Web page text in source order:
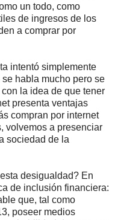
un todo, como
de ingresos de los
a comprar por
intentó simplemente
habla mucho pero se
la idea de que tener
presenta ventajas
compran por internet
volvemos a presenciar
sociedad de la
desigualdad? En
de inclusión financiera:
que, tal como
poseer medios